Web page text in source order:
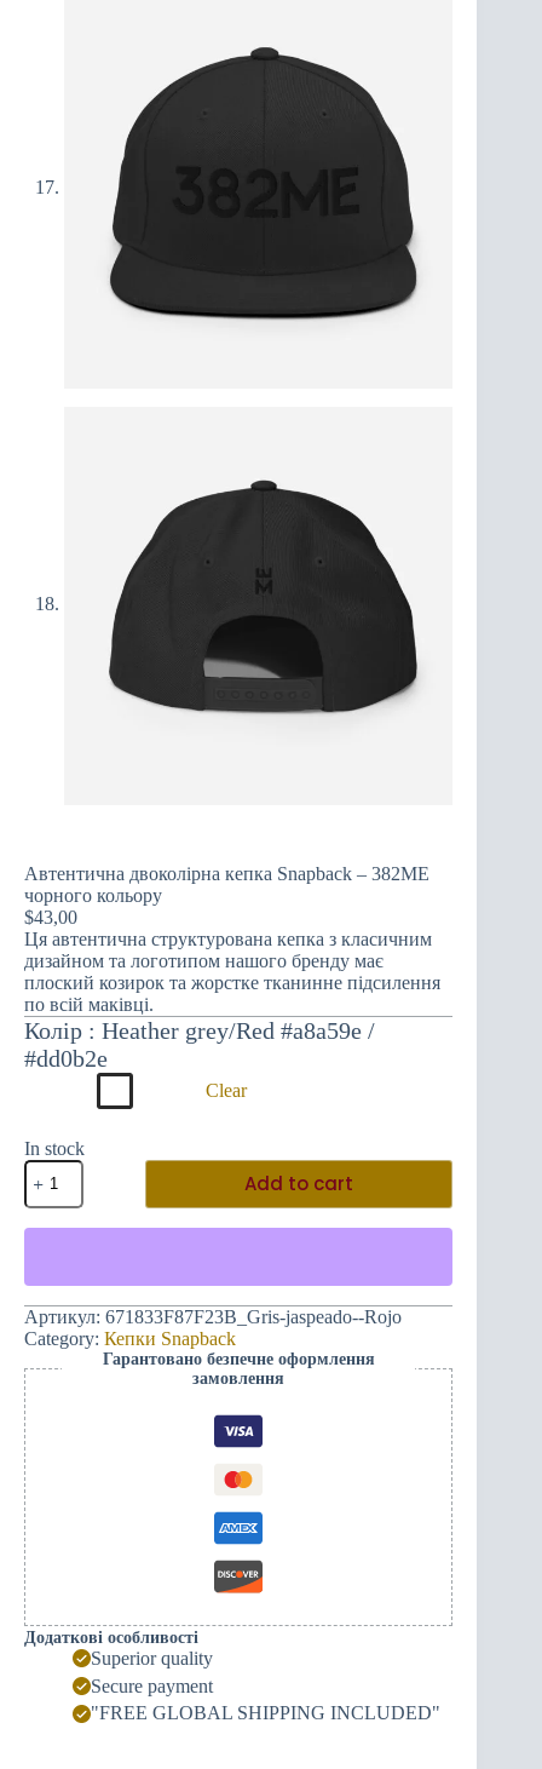
Автентична двоколірна кепка Snapback – 382ME
чорного кольору
$43,00
Ця автентична структурована кепка з класичним
дизайном та логотипом нашого бренду має
плоский козирок та жорстке тканинне підсилення
по всій маківці.
Колір
Heather grey/Red #a8a59e /
#dd0b2e
Clear
In stock
Автентична
двоколірна
кепка
Snapback
чорного
кольору
quantity
Add to cart
Артикул: 671833F87F23B_Gris-jaspeado--Rojo
Category: Кепки Snapback
Гарантовано безпечне оформлення
замовлення
Додаткові особливості
Superior quality
Secure payment
"FREE GLOBAL SHIPPING INCLUDED"